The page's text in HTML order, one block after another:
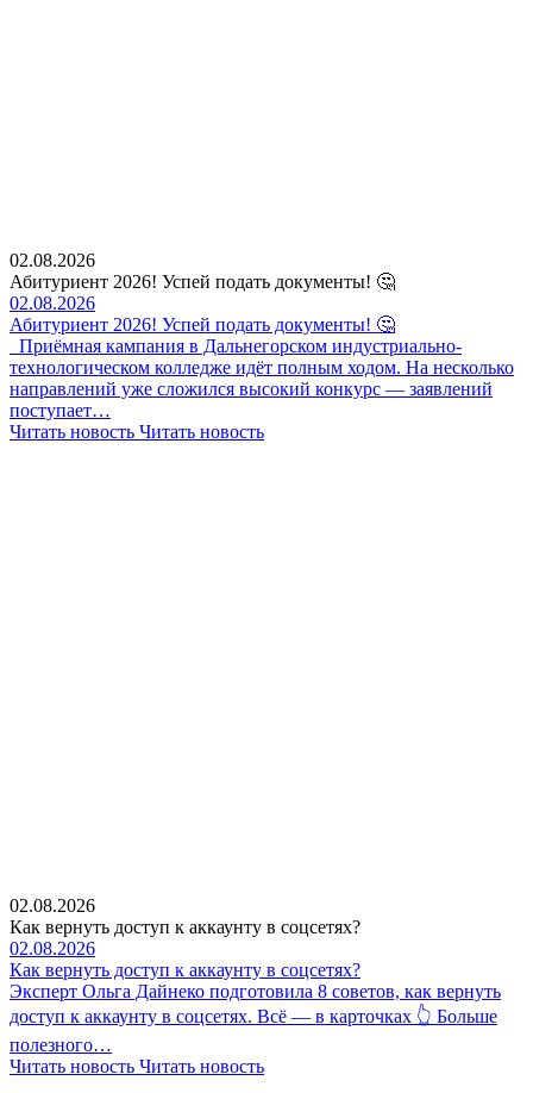
02.08.2026
Абитуриент 2026! Успей подать документы! 🤔
02.08.2026
Абитуриент 2026! Успей подать документы! 🤔
Приёмная кампания в Дальнегорском индустриально-
технологическом колледже идёт полным ходом. На несколько
направлений уже сложился высокий конкурс — заявлений
поступает…
Читать новость Читать новость
02.08.2026
Как вернуть доступ к аккаунту в соцсетях?
02.08.2026
Как вернуть доступ к аккаунту в соцсетях?
Эксперт Ольга Дайнеко подготовила 8 советов, как вернуть
доступ к аккаунту в соцсетях. Всё — в карточках 👆 Больше
полезного…
Читать новость Читать новость